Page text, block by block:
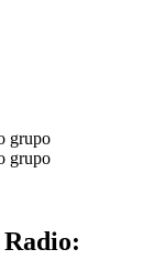
grupo
grupo